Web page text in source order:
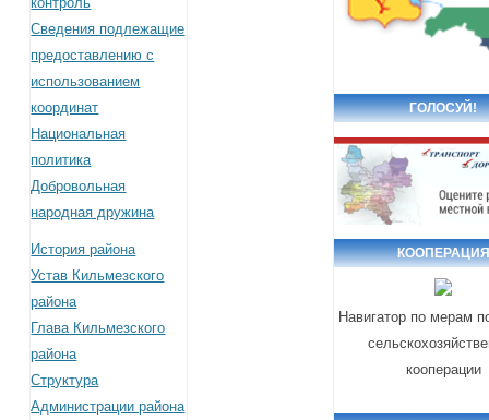
Сведения подлежащие
предоставлению с
использованием
координат
Национальная
политика
Добровольная
народная дружина
История района
Устав Кильмезского
района
Глава Кильмезского
района
Структура
Администрации района
ГОЛОСУЙ!
КООПЕРАЦИЯ
Навигатор по мерам
кооперации